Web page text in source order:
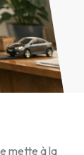
mette à la